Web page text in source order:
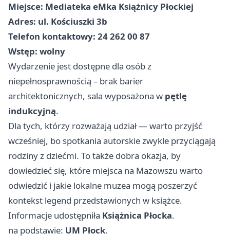
Miejsce: Mediateka eMka Książnicy Płockiej
Adres: ul. Kościuszki 3b
Telefon kontaktowy: 24 262 00 87
Wstęp: wolny
Wydarzenie jest dostępne dla osób z
niepełnosprawnością – brak barier
architektonicznych, sala wyposażona w pętlę
indukcyjną.
Dla tych, którzy rozważają udział — warto przyjść
wcześniej, bo spotkania autorskie zwykle przyciągają
rodziny z dziećmi. To także dobra okazja, by
dowiedzieć się, które miejsca na Mazowszu warto
odwiedzić i jakie lokalne muzea mogą poszerzyć
kontekst legend przedstawionych w książce.
Informacje udostępniła Książnica Płocka.
na podstawie: UM Płock.